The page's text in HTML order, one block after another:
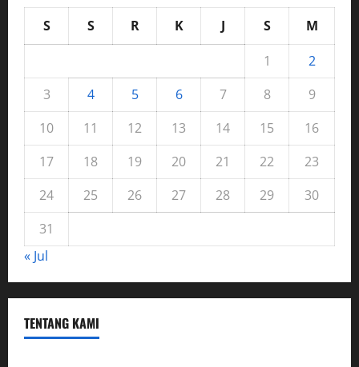
S S R K J S
M
1
2
3
4 5 6 7 8
9
10
11 12 13 14 15
16
17
18 19 20 21 22
23
24
25 26 27 28 29
30
31
« Jul
TENTANG KAMI